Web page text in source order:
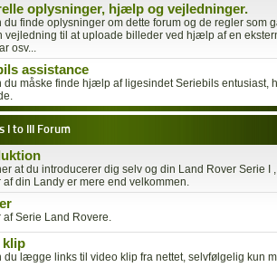
oplysninger, hjælp og vejledninger.
du finde oplysninger om dette forum og de regler som
vejledning til at uploade billeder ved hjælp af en
osv...
assistance
du måske finde hjælp af ligesindet Seriebils entusiast,
I to III Forum
at du introducerer dig selv og din Land Rover Serie I ,
af din Landy er mere end velkommen.
af Serie Land Rovere.
klip
du lægge links til video klip fra nettet, selvfølgelig kun